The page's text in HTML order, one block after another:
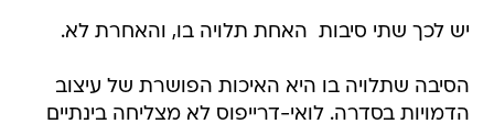
יש לכך שתי סיבות  האחת תלויה בו, והאחרת לא.
הסיבה שתלויה בו היא האיכות הפושרת של עיצוב
הדמויות בסדרה. לואי-דרייפוס לא מצליחה בינתיים